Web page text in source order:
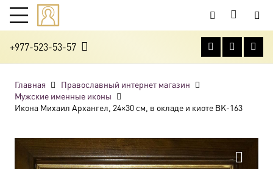
+977-523-53-57
Главная
Православный интернет магазин
Мужские именные иконы
Икона Михаил Архангел, 24×30 см, в окладе и киоте BK-163